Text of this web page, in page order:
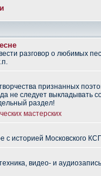
разговор о любимых
признанных
не следует выкладывать
раздел!
мастерских
с историей Московского
видео- и